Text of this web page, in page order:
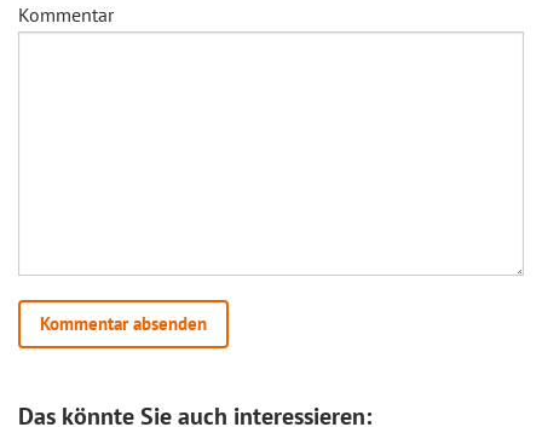
Kommentar
Das könnte Sie auch interessieren: